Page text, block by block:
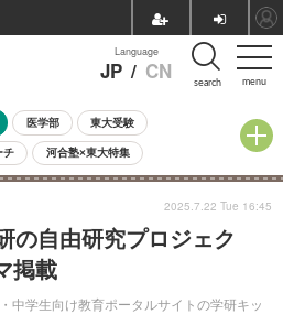
menu
Language
JP / CN search
医学部 東大受験
チ 河合塾×東大特集
中学受験 小学校受験
高校 過去問 人気記事
研究教材（中学生向け）
の自由研究プロジェク
掲載
学生向け教育ポータルサイトの学研キッ
2025.7.22 Tue 16:45